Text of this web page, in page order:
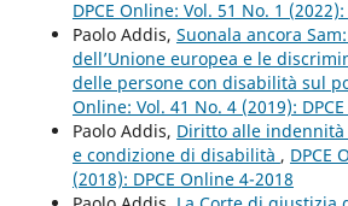
DPCE Online: Vol. 51 No. 1
Paolo Addis, Suonala ancora
dell’Unione europea e le
delle persone con disabilità sul
Online: Vol. 41 No. 4 (2019):
Paolo Addis, Diritto alle
e condizione di disabilità , DPCE
(2018): DPCE Online 4-2018